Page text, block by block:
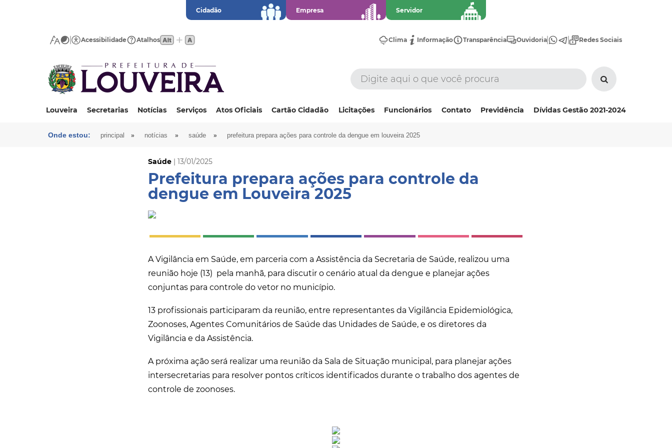
Cidadão Empresa Servidor
Acessibilidade Atalhos Clima Informação Transparência Ouvidoria Redes Sociais
Louveira Secretarias Notícias Serviços Atos Oficiais Cartão Cidadão Licitações Funcionários Contato Previdência Dívidas Gestão 2021-2024
Onde estou: principal » notícias » saúde » prefeitura prepara ações para controle da dengue em louveira 2025
Saúde | 13/01/2025
Prefeitura prepara ações para controle da
dengue em Louveira 2025
A Vigilância em Saúde, em parceria com a Assistência da Secretaria de Saúde, realizou uma
reunião hoje (13) pela manhã, para discutir o cenário atual da dengue e planejar ações
conjuntas para controle do vetor no município.
13 profissionais participaram da reunião, entre representantes da Vigilância Epidemiológica,
Zoonoses, Agentes Comunitários de Saúde das Unidades de Saúde, e os diretores da
Vigilância e da Assistência.
A próxima ação será realizar uma reunião da Sala de Situação municipal, para planejar ações
intersecretarias para resolver pontos críticos identificados durante o trabalho dos agentes de
controle de zoonoses.